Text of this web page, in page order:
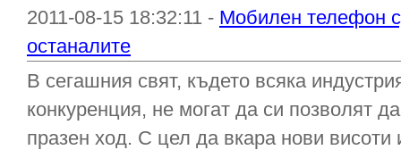
2011-08-15 18:32:11 - Мобилен телефон
останалите
В сегашния свят, където всяка
конкуренция, не могат да си позволят
празен ход. С цел да вкара нови висоти